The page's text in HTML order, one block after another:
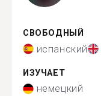
СВОБОДНЫЙ
испанский
ИЗУЧАЕТ
немецкий